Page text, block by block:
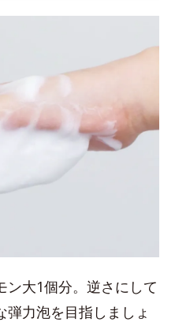
ン大1個分。逆さにして
弾力泡を目指しましょ